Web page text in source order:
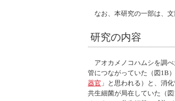
なお、本研究の一部は、文
研究の内容
アオカメノコハムシを調べ
管につながっていた（図1B
器官 」と思われる）と、消
共生細菌が局在していた（